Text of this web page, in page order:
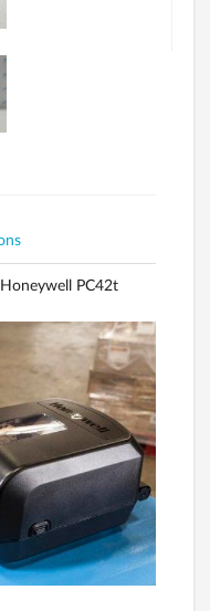
PC42t